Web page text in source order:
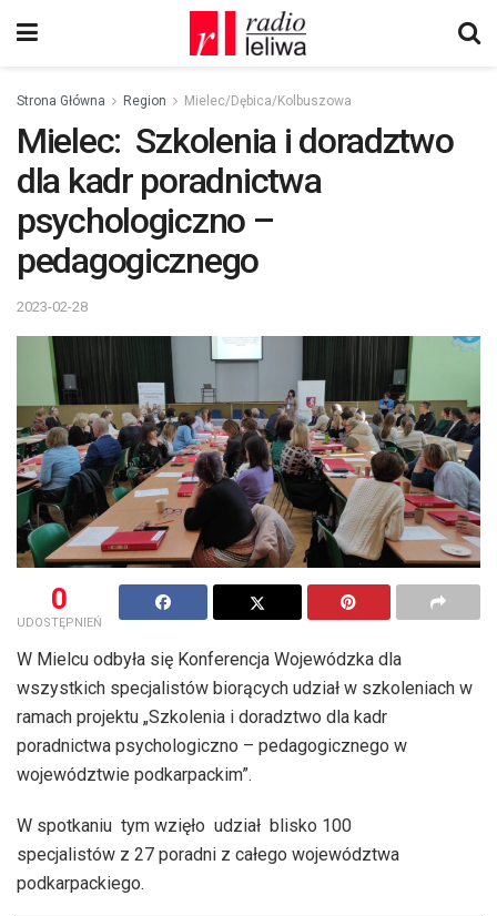
Strona Główna Region Mielec/Dębica/Kolbuszowa
Mielec: Szkolenia i doradztwo
dla kadr poradnictwa
psychologiczno –
pedagogicznego
2023-02-28
0
UDOSTĘPNIEŃ
W Mielcu odbyła się Konferencja Wojewódzka dla
wszystkich specjalistów biorących udział w szkoleniach w
ramach projektu „Szkolenia i doradztwo dla kadr
poradnictwa psychologiczno – pedagogicznego w
województwie podkarpackim”.
W spotkaniu tym wzięło udział blisko 100
specjalistów z 27 poradni z całego województwa
podkarpackiego.